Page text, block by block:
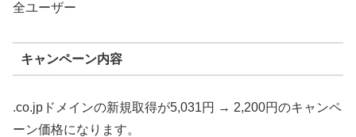
全ユーザー
キャンペーン内容
.co.jpドメインの新規取得が5,031円 → 2,200円のキャンペ
ーン価格になります。